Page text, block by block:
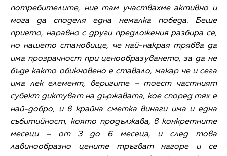
потребителите, ние там участвахме активно и
мога да споделя една немалка победа. Беше
прието, наравно с други предложения разбира се,
но нашето становище, че най-накрая трябва да
има прозрачност при ценообразуването, за да не
бъде както обикновено е ставало, макар че и сега
има лек елемент, веригите – тоест частният
субект диктуват на държавата, кое според тях е
най-добро, и в крайна сметка винаги има и една
събитийност, която продължава, в конкретните
месеци – от 3 до 6 месеца, и след това
лавинообразно цените тръгват нагоре и се